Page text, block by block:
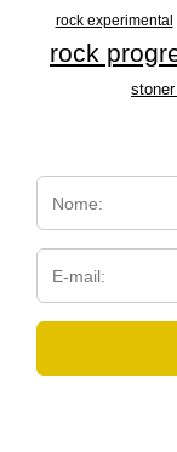
rock experimental
rock